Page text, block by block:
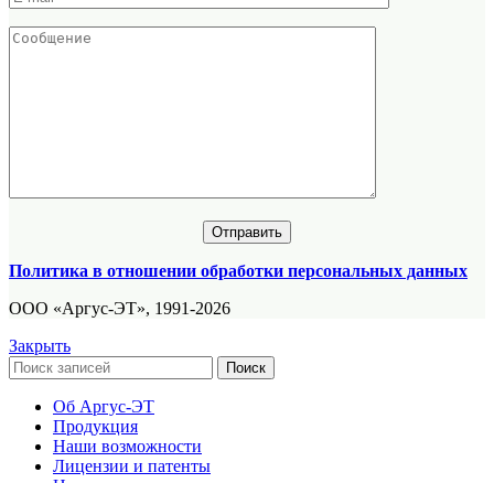
Политика в отношении обработки персональных данных
ООО «Аргус-ЭТ», 1991-2026
Закрыть
Поиск
Об Аргус-ЭТ
Продукция
Наши возможности
Лицензии и патенты